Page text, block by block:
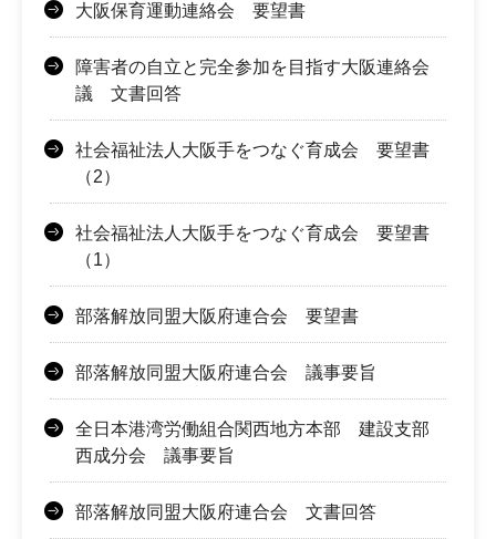
大阪保育運動連絡会 要望書
障害者の自立と完全参加を目指す大阪連絡会
議 文書回答
社会福祉法人大阪手をつなぐ育成会 要望書
（2）
社会福祉法人大阪手をつなぐ育成会 要望書
（1）
部落解放同盟大阪府連合会 要望書
部落解放同盟大阪府連合会 議事要旨
全日本港湾労働組合関西地方本部 建設支部
西成分会 議事要旨
部落解放同盟大阪府連合会 文書回答